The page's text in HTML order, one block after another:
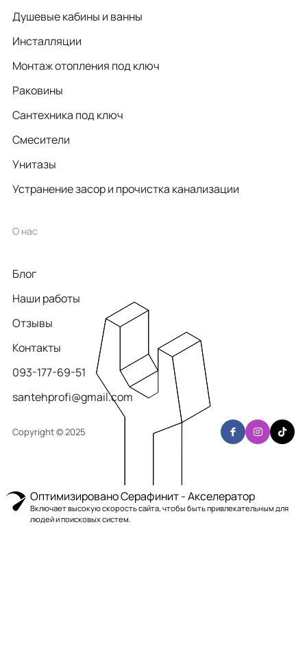
Душевые кабины и ванны
Инсталляции
Монтаж отопления под ключ
Раковины
Сантехника под ключ
Смесители
Унитазы
Устранение засор и прочистка канализации
О нас
Блог
Наши работы
Отзывы
Контакты
093-177-69-51
santehprofi@gmail.com
Copyright © 2025
Оптимизировано Серафинит - Акселератор
Включает высокую скорость сайта, чтобы быть привлекательным для
людей и поисковых систем.